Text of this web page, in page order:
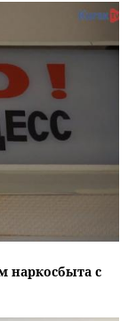
наркосбыта с